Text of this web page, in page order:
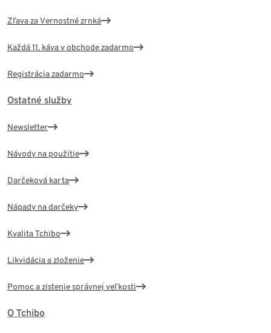
Zľava za Vernostné zrnká
Každá 11. káva v obchode zadarmo
Registrácia zadarmo
Ostatné služby
Newsletter
Návody na použitie
Darčeková karta
Nápady na darčeky
Kvalita Tchibo
Likvidácia a zloženie
Pomoc a zistenie správnej veľkosti
O Tchibo